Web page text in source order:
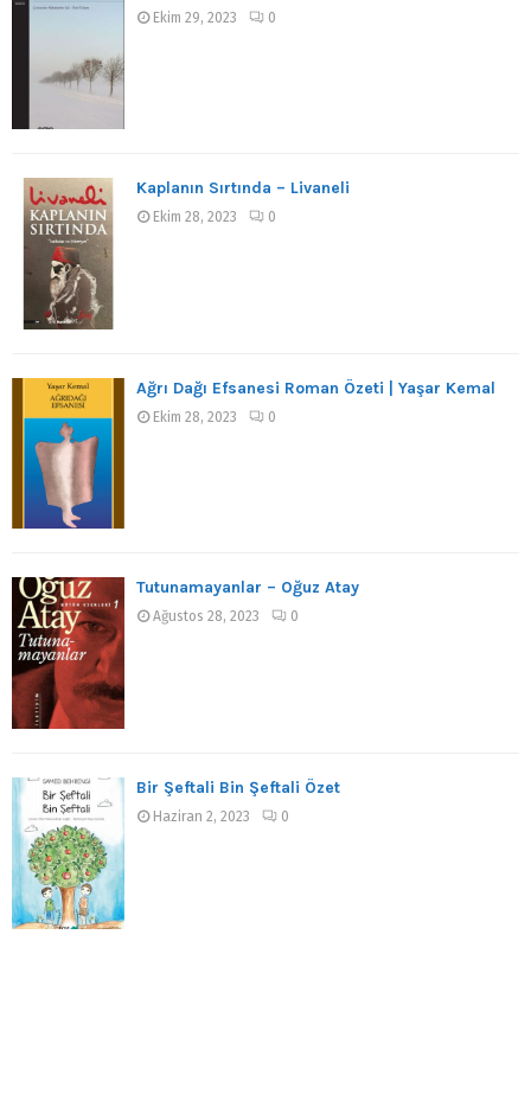
Ekim 29, 2023 0
Kaplanın Sırtında – Livaneli
Ekim 28, 2023 0
Ağrı Dağı Efsanesi Roman Özeti | Yaşar Kemal
Ekim 28, 2023 0
Tutunamayanlar – Oğuz Atay
Ağustos 28, 2023 0
Bir Şeftali Bin Şeftali Özet
Haziran 2, 2023 0